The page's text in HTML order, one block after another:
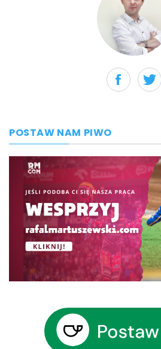
POSTAW NAM PIWO